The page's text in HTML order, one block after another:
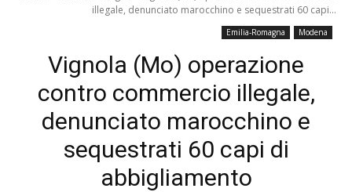
illegale, denunciato marocchino e sequestrati 60 capi...
Emilia-Romagna Modena
Vignola (Mo) operazione
contro commercio illegale,
denunciato marocchino e
sequestrati 60 capi di
abbigliamento